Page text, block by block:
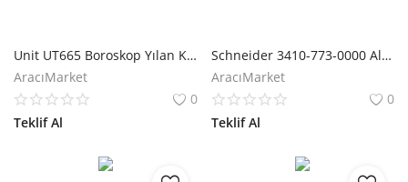
Unit UT665 Boroskop Yılan Kamera
AracıMarket
0
Teklif Al
Schneider 3410-773-0000 Alçıpan Anahtar Kasası
AracıMarket
0
Teklif Al